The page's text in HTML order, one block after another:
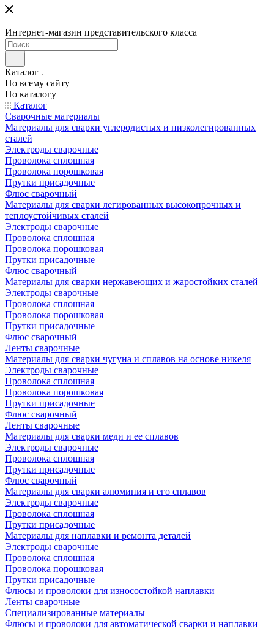
Интернет-магазин представительского класса
Каталог
По всему сайту
По каталогу
Каталог
Сварочные материалы
Материалы для сварки углеродистых и низколегированных
сталей
Электроды сварочные
Проволока сплошная
Проволока порошковая
Прутки присадочные
Флюс сварочный
Материалы для сварки легированных высокопрочных и
теплоустойчивых сталей
Электроды сварочные
Проволока сплошная
Проволока порошковая
Прутки присадочные
Флюс сварочный
Материалы для сварки нержавеющих и жаростойких сталей
Электроды сварочные
Проволока сплошная
Проволока порошковая
Прутки присадочные
Флюс сварочный
Ленты сварочные
Материалы для сварки чугуна и сплавов на основе никеля
Электроды сварочные
Проволока сплошная
Проволока порошковая
Прутки присадочные
Флюс сварочный
Ленты сварочные
Материалы для сварки меди и ее сплавов
Электроды сварочные
Проволока сплошная
Прутки присадочные
Флюс сварочный
Материалы для сварки алюминия и его сплавов
Электроды сварочные
Проволока сплошная
Прутки присадочные
Материалы для наплавки и ремонта деталей
Электроды сварочные
Проволока сплошная
Проволока порошковая
Прутки присадочные
Флюсы и проволоки для износостойкой наплавки
Ленты сварочные
Специализированные материалы
Флюсы и проволоки для автоматической сварки и наплавки